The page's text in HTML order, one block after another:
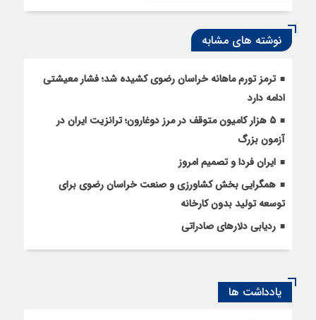
نوشته های مشابه
ترمز تورم ماهانه خراسان رضوی کشیده شد؛ فشار معیشتی
ادامه دارد
5 هزار کامیون متوقف در مرز دوغارون؛ ترانزیت ایران در
آزمون بزرگ
ایران فردا و تصمیم امروز
همگرایی بخش کشاورزی و صنعت خراسان رضوی برای
توسعه تولید بدون کارخانه
ردیابی دلارهای صادراتی
یادداشت ها